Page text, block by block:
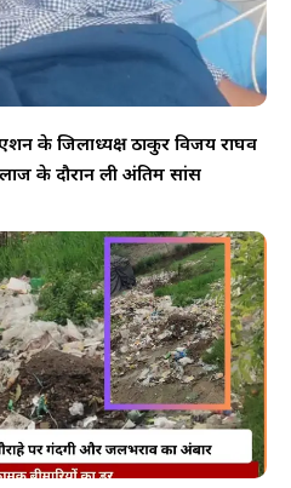
के जिलाध्यक्ष ठाकुर विजय राघव
के दौरान ली अंतिम सांस